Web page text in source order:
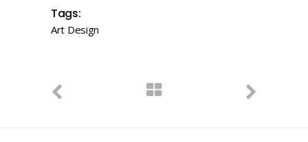
Tags:
Art Design